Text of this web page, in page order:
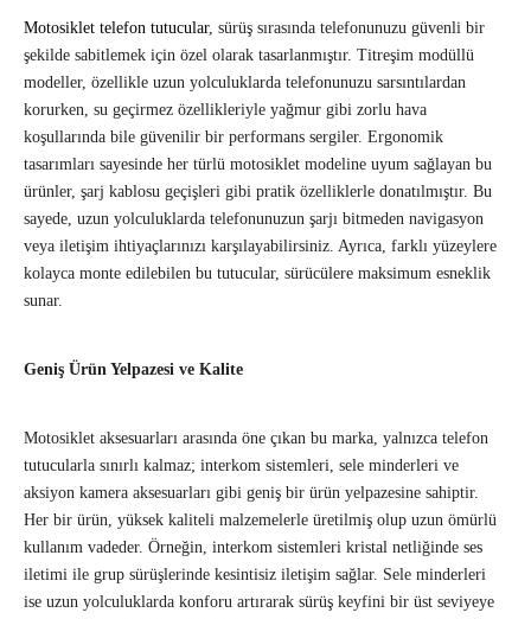
Motosiklet telefon tutucular, sürüş sırasında telefonunuzu güvenli bir
şekilde sabitlemek için özel olarak tasarlanmıştır. Titreşim modüllü
modeller, özellikle uzun yolculuklarda telefonunuzu sarsıntılardan
korurken, su geçirmez özellikleriyle yağmur gibi zorlu hava
koşullarında bile güvenilir bir performans sergiler. Ergonomik
tasarımları sayesinde her türlü motosiklet modeline uyum sağlayan bu
ürünler, şarj kablosu geçişleri gibi pratik özelliklerle donatılmıştır. Bu
sayede, uzun yolculuklarda telefonunuzun şarjı bitmeden navigasyon
veya iletişim ihtiyaçlarınızı karşılayabilirsiniz. Ayrıca, farklı yüzeylere
kolayca monte edilebilen bu tutucular, sürücülere maksimum esneklik
sunar.
Geniş Ürün Yelpazesi ve Kalite
Motosiklet aksesuarları arasında öne çıkan bu marka, yalnızca telefon
tutucularla sınırlı kalmaz; interkom sistemleri, sele minderleri ve
aksiyon kamera aksesuarları gibi geniş bir ürün yelpazesine sahiptir.
Her bir ürün, yüksek kaliteli malzemelerle üretilmiş olup uzun ömürlü
kullanım vadeder. Örneğin, interkom sistemleri kristal netliğinde ses
iletimi ile grup sürüşlerinde kesintisiz iletişim sağlar. Sele minderleri
ise uzun yolculuklarda konforu artırarak sürüş keyfini bir üst seviyeye